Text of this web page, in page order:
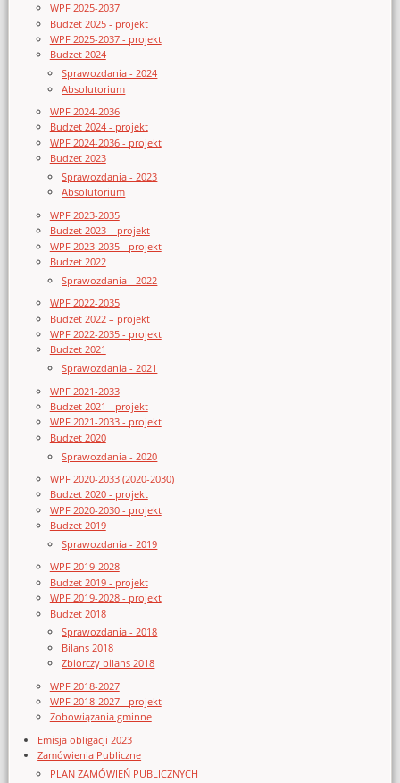
WPF 2025-2037
Budżet 2025 - projekt
WPF 2025-2037 - projekt
Budżet 2024
Sprawozdania - 2024
Absolutorium
WPF 2024-2036
Budżet 2024 - projekt
WPF 2024-2036 - projekt
Budżet 2023
Sprawozdania - 2023
Absolutorium
WPF 2023-2035
Budżet 2023 – projekt
WPF 2023-2035 - projekt
Budżet 2022
Sprawozdania - 2022
WPF 2022-2035
Budżet 2022 – projekt
WPF 2022-2035 - projekt
Budżet 2021
Sprawozdania - 2021
WPF 2021-2033
Budżet 2021 - projekt
WPF 2021-2033 - projekt
Budżet 2020
Sprawozdania - 2020
WPF 2020-2033 (2020-2030)
Budżet 2020 - projekt
WPF 2020-2030 - projekt
Budżet 2019
Sprawozdania - 2019
WPF 2019-2028
Budżet 2019 - projekt
WPF 2019-2028 - projekt
Budżet 2018
Sprawozdania - 2018
Bilans 2018
Zbiorczy bilans 2018
WPF 2018-2027
WPF 2018-2027 - projekt
Zobowiązania gminne
Emisja obligacji 2023
Zamówienia Publiczne
PLAN ZAMÓWIEŃ PUBLICZNYCH